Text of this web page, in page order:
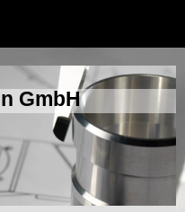
GmbH